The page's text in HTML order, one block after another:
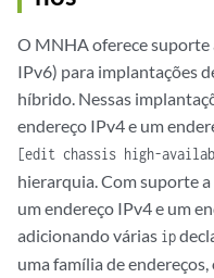
O MNHA oferece suporte
IPv6) para implantações
híbrido. Nessas
endereço IPv4 e um
[edit chassis high-
hierarquia. Com suporte
um endereço IPv4 e um
adicionando várias ip
uma família de